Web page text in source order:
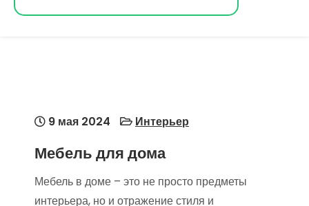
9 мая 2024 Интерьер
Мебель для дома
Мебель в доме – это не просто предметы
интерьера, но и отражение стиля и